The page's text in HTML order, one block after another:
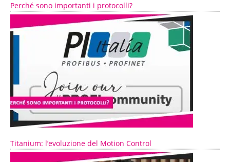
Perché sono importanti i protocolli?
Titanium: l’evoluzione del Motion Control